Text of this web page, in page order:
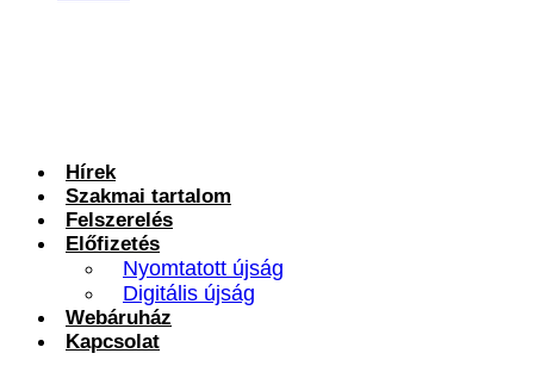
Hírek
Szakmai tartalom
Felszerelés
Előfizetés
Nyomtatott újság
Digitális újság
Webáruház
Kapcsolat